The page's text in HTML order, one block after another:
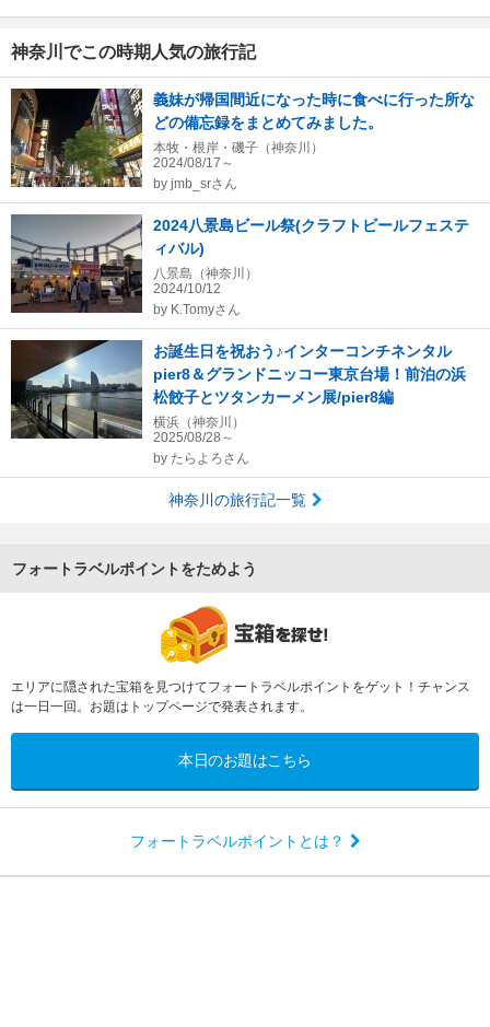
神奈川でこの時期人気の旅行記
義妹が帰国間近になった時に食べに行った所な
どの備忘録をまとめてみました。
本牧・根岸・磯子（神奈川）
2024/08/17～
by jmb_srさん
2024八景島ビール祭(クラフトビールフェステ
ィバル)
八景島（神奈川）
2024/10/12
by K.Tomyさん
お誕生日を祝おう♪インターコンチネンタル
pier8＆グランドニッコー東京台場！前泊の浜
松餃子とツタンカーメン展/pier8編
横浜（神奈川）
2025/08/28～
by たらよろさん
神奈川の旅行記一覧
フォートラベルポイントをためよう
エリアに隠された宝箱を見つけてフォートラベルポイントをゲット！チャンス
は一日一回。お題はトップページで発表されます。
本日のお題はこちら
フォートラベルポイントとは？